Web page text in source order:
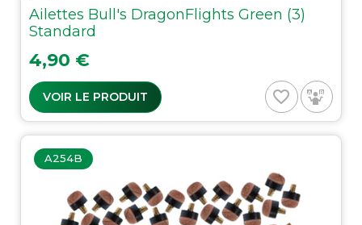
Ailettes Bull's DragonFlights Green (3)
Standard
Prix
4,90 €
VOIR LE PRODUIT favorite_border
A254B